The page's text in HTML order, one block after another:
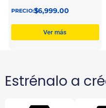
$
36,999.00
Ver más
Estrénalo a